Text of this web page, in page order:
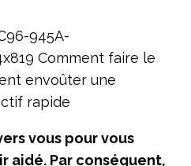
vous pour vous
aidé. Par conséquent,